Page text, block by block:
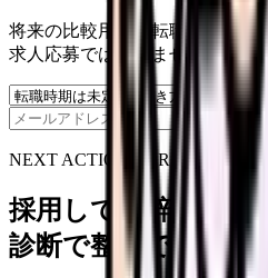
将来の比較用に、転職時期と気
求人応募ではありません。
保存
NEXT ACTION FOR CLINICS
採用しても辞めてし
診断で整理できます